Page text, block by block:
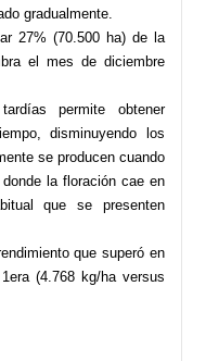
gradualmente.
27% (70.500 ha) de la
el mes de diciembre
permite obtener
disminuyendo los
se producen cuando
la floración cae en
que se presenten
que superó en
(4.768 kg/ha versus